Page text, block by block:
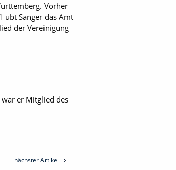
Vorher
übt Sänger das Amt
der Vereinigung
er Mitglied des
nächster Artikel